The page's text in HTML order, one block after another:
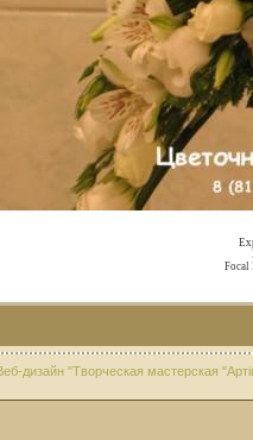
Focal
"Творческая мастерская